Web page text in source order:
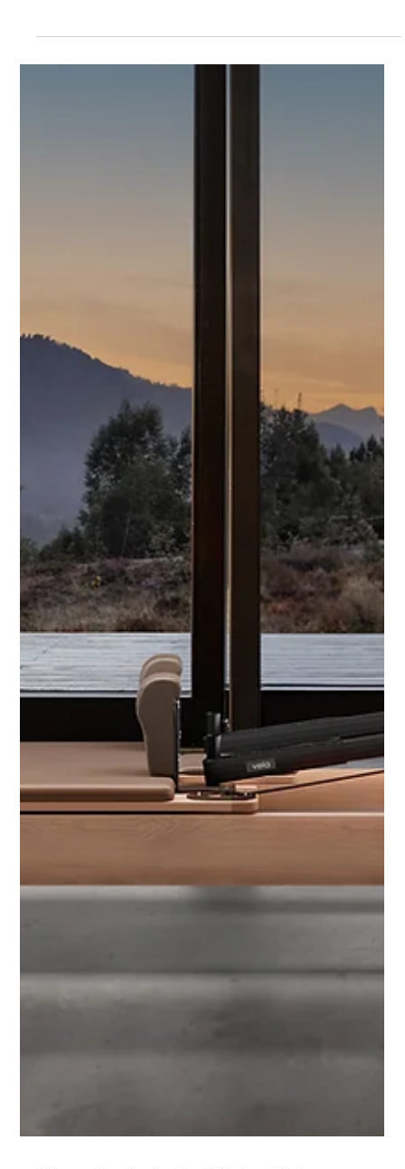
Pilates Zubehör: Die Must-haves für dein
Training
Für ein Pilates Training brauchst du kein Zubehör? Das ist
richtig, aber es geht noch intensiver und mit höherem